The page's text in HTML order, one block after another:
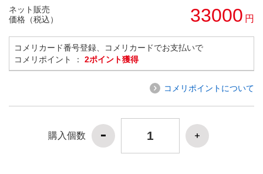
ネット販売
価格（税込）
33000 円
コメリカード番号登録、コメリカードでお支払いで
コメリポイント ： 2ポイント獲得
コメリポイントについて
購入個数